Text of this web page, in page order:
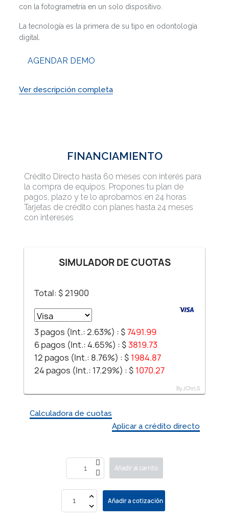
con la fotogrametría en un solo dispositivo.
La tecnología es la primera de su tipo en odontología
digital.
AGENDAR DEMO
Ver descripción completa
FINANCIAMIENTO
Crédito Directo hasta 60 meses con interés para
la compra de equipos. Propones tu plan de
pagos, plazo y te lo aprobamos en 24 horas
Tarjetas de crédito con planes hasta 24 meses
con intereses
SIMULADOR DE CUOTAS
Total: $21900
3 pagos (Int.: 2.63%) : $ 7491.99
6 pagos (Int.: 4.65%) : $ 3819.73
12 pagos (Int.: 8.76%) : $ 1984.87
24 pagos (Int.: 17.29%) : $ 1070.27
By JChrLS
Calculadora de cuotas
Aplicar a crédito directo
Añadir al carrito
Añadir a cotización